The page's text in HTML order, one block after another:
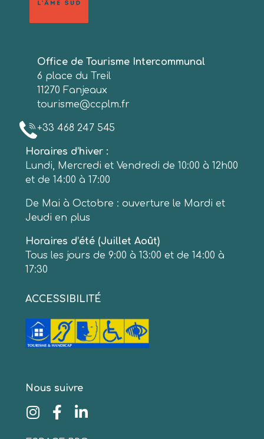
Office de Tourisme Intercommunal
6 place du Treil
11270 Fanjeaux
tourisme@ccplm.fr
+33 468 247 545
Horaires d’hiver :
Lundi, Mercredi et Vendredi de 10:00 à 12h00
et de 14:00 à 17:00
De Mai à Octobre : ouverture le Mardi et
Jeudi en plus
Horaires d’été (Juillet Août)
Tous les jours de 9:00 à 13:00 et de 14:00 à
17:30
ACCESSIBILITÉ
Nous suivre